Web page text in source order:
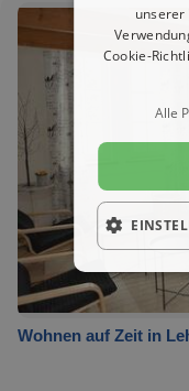
Wohnen auf Zeit in
unserer
Cookie-
Alle